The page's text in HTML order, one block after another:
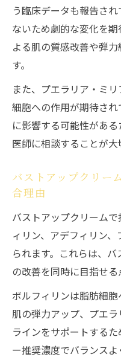
う臨床データも報告さ
ないため劇的な変化を
よる肌の質感改善や弾
す。
また、プエラリア・ミ
細胞への作用が期待さ
に影響する可能性があ
医師に相談することが大
バストアップクリー
合理由
バストアップクリーム
ィリン、アデフィリン
られます。これらは、
の改善を同時に目指せる
ボルフィリンは脂肪細
肌の弾力アップ、プエ
ラインをサポートする
ー推奨濃度でバランス